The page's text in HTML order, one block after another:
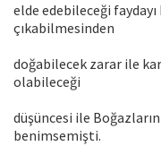
elde edebileceği
çıkabilmesinden
doğabilecek zarar ile
olabileceği
düşüncesi ile
benimsemişti.